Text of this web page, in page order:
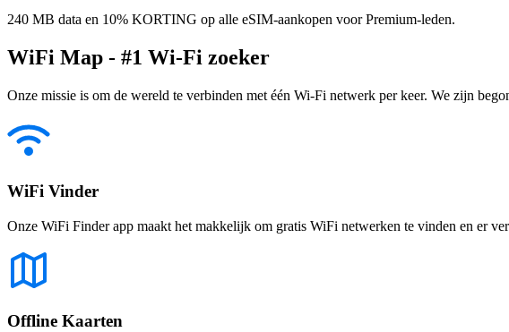
240 MB data en 10% KORTING op alle eSIM-aankopen voor Premium-leden.
WiFi Map - #1 Wi-Fi zoeker
Onze missie is om de wereld te verbinden met één Wi-Fi netwerk per keer. We zijn
WiFi Vinder
Onze WiFi Finder app maakt het makkelijk om gratis WiFi netwerken te vinden en er
Offline Kaarten